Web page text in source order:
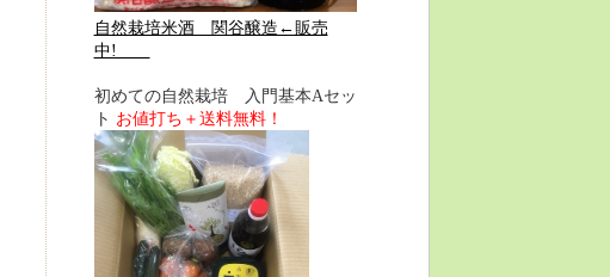
自然栽培米酒 関谷醸造←販売
中!
初めての自然栽培 入門基本Aセッ
ト お値打ち＋送料無料！